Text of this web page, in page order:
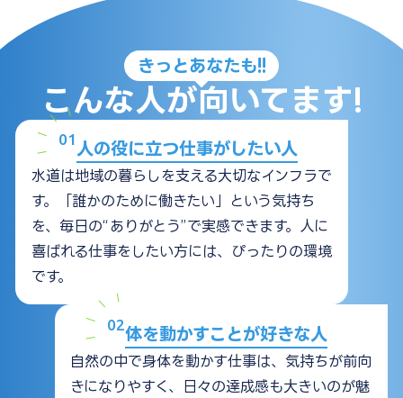
きっとあなたも!!
こんな人が向いてます!
01 人の役に立つ仕事がしたい人
水道は地域の暮らしを支える大切なインフラで
す。「誰かのために働きたい」という気持ち
を、毎日の“ありがとう”で実感できます。人に
喜ばれる仕事をしたい方には、ぴったりの環境
です。
02体を動かすことが好きな人
自然の中で身体を動かす仕事は、気持ちが前向
きになりやすく、日々の達成感も大きいのが魅